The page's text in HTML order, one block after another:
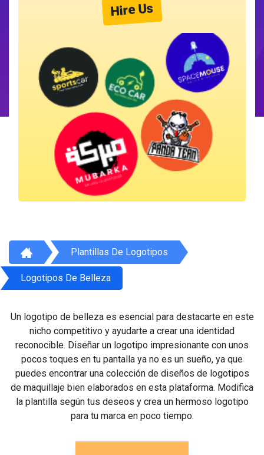
Hire Us
Plantillas De Logotipos
Logotipos De Belleza
Un logotipo de belleza es esencial para destacarte en este
nicho competitivo y ayudarte a crear una identidad
reconocible. Diseñar un logotipo impresionante con unos
pocos toques en tu pantalla ya no es un sueño, ya que
puedes encontrar una colección de diseños de logotipos
de maquillaje bien elaborados en esta plataforma. Modifica
la plantilla según tus deseos y crea un hermoso logotipo
para tu marca en poco tiempo.